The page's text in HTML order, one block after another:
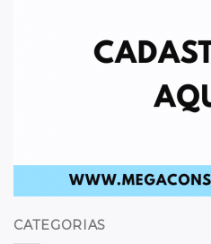
CATEGORIAS